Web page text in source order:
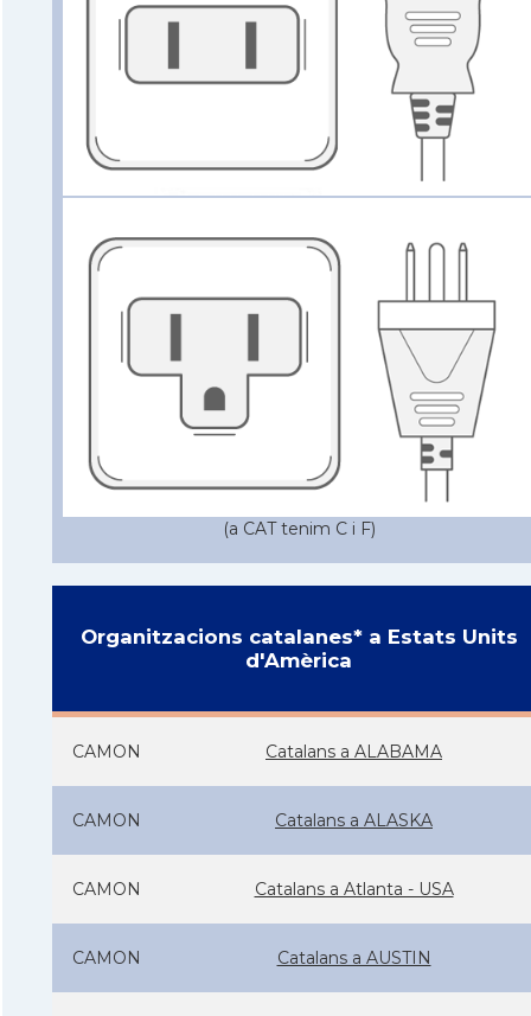
(a CAT tenim C i F)
Organitzacions catalanes* a Estats Units
d'Amèrica
CAMON Catalans a ALABAMA
CAMON Catalans a ALASKA
CAMON Catalans a Atlanta - USA
CAMON Catalans a AUSTIN